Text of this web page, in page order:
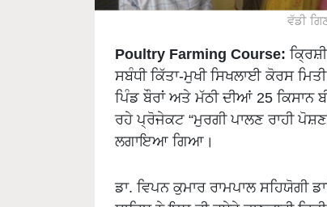
ਵੱਡੀ
Poultry Farming Course:
ਸਬੰਧੀ ਕਿੱਤਾ-ਮੁਖੀ ਸਿਖਲਾਈ ਕੋਰਸ
ਪਿੰਡ ਬੌਰਾਂ ਅਤੇ ਮੱਠੀ ਦੀਆਂ 25
ਰਹੇ ਪ੍ਰੋਜੇਕਟ “ਮੁਰਗੀ ਪਾਲਣ ਰਾਹੀ
ਲਗਾਇਆ ਗਿਆ।
ਡਾ. ਵਿਪਨ ਕੁਮਾਰ ਰਾਮਪਾਲ